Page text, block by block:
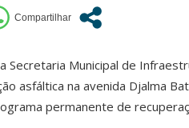
Secretaria Municipal de
asfáltica na avenida Djalma
permanente de